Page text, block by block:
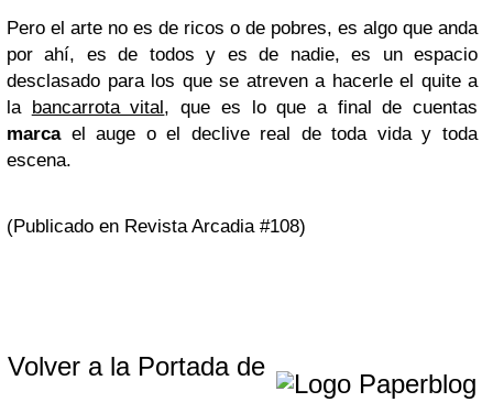
Pero el arte no es de ricos o de pobres, es algo que anda
por ahí, es de todos y es de nadie, es un espacio
desclasado para los que se atreven a hacerle el quite a
la bancarrota vital , que es lo que a final de cuentas
marcael auge o el declive real de toda vida y toda
escena.
(Publicado en Revista Arcadia #108)
Volver a la Portada de